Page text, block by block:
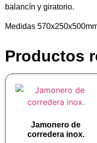
balancín y giratorio.
Medidas
Productos
Jamonero de
corredera inox.